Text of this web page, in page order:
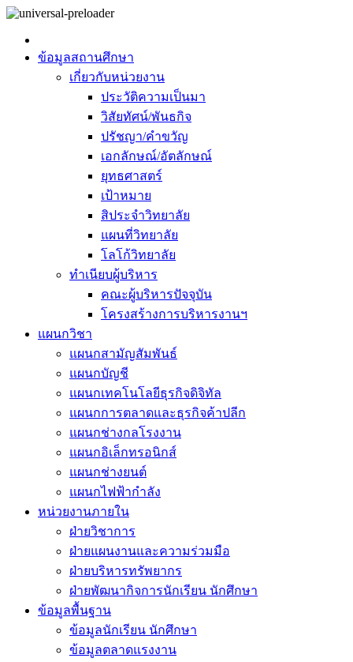
ข้อมูลสถานศึกษา
เกี่ยวกับหน่วยงาน
ประวัติความเป็นมา
วิสัยทัศน์/พันธกิจ
ปรัชญา/คำขวัญ
เอกลักษณ์/อัตลักษณ์
ยุทธศาสตร์
เป้าหมาย
สิประจำวิทยาลัย
แผนที่วิทยาลัย
โลโก้วิทยาลัย
ทำเนียบผู้บริหาร
คณะผู้บริหารปัจจุบัน
โครงสร้างการบริหารงานฯ
แผนกวิชา
แผนกสามัญสัมพันธ์
แผนกบัญชี
แผนกเทคโนโลยีธุรกิจดิจิทัล
แผนกการตลาดและธุรกิจค้าปลีก
แผนกช่างกลโรงงาน
แผนกอิเล็กทรอนิกส์
แผนกช่างยนต์
แผนกไฟฟ้ากำลัง
หน่วยงานภายใน
ฝ่ายวิชาการ
ฝ่ายแผนงานและความร่วมมือ
ฝ่ายบริหารทรัพยากร
ฝ่ายพัฒนากิจการนักเรียน นักศึกษา
ข้อมูลพื้นฐาน
ข้อมูลนักเรียน นักศึกษา
ข้อมูลตลาดแรงงาน